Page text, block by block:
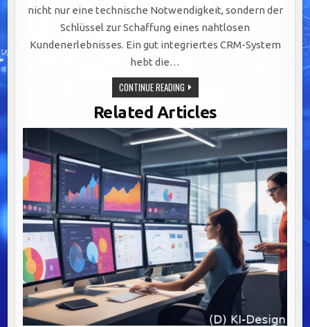
nicht nur eine technische Notwendigkeit, sondern der
Schlüssel zur Schaffung eines nahtlosen
Kundenerlebnisses. Ein gut integriertes CRM-System
hebt die…
CONTINUE READINGOPTIMALE
CRM-
INTEGRATION:
SCHLÜSSEL
FÜR
NAHTLOSE
KUNDENERLEBNISSE
UND
NACHHALTIGES
Related Articles